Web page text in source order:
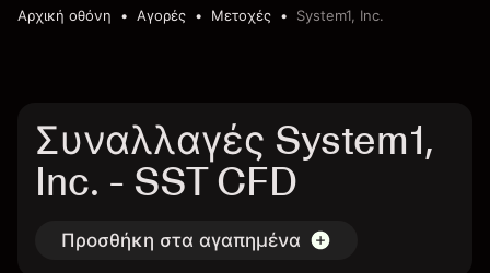
Αρχική οθόνη Αγορές Μετοχές System1, Inc.
Συναλλαγές System1,
Inc. - SST CFD
Προσθήκη στα αγαπημένα